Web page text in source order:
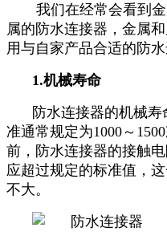
我们在经常会看到
属的防水连接器，金属
用与自家产品合适的防
1.机械寿命
防水连接器的机械
准通常规定为1000～
前，防水连接器的接触
应超过规定的标准值，
不大。